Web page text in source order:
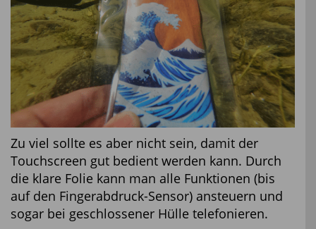
Zu viel sollte es aber nicht sein, damit der
Touchscreen gut bedient werden kann. Durch
die klare Folie kann man alle Funktionen (bis
auf den Fingerabdruck-Sensor) ansteuern und
sogar bei geschlossener Hülle telefonieren.